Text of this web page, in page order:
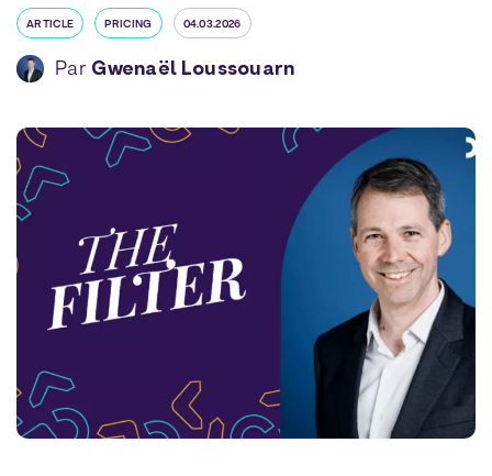
ARTICLE PRICING 04.03.2026
Par Gwenaël Loussouarn